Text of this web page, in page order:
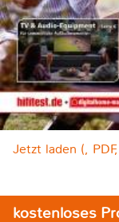
Jetzt laden (,
kostenloses